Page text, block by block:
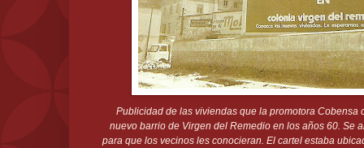
Publicidad de las viviendas que la promotora Cobensa
nuevo barrio de Virgen del Remedio en los años 60. Se
para que los vecinos les conocieran. El cartel estaba